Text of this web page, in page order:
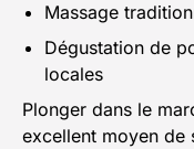
Massage
Dégustation de
locales
Plonger dans le
excellent moyen de